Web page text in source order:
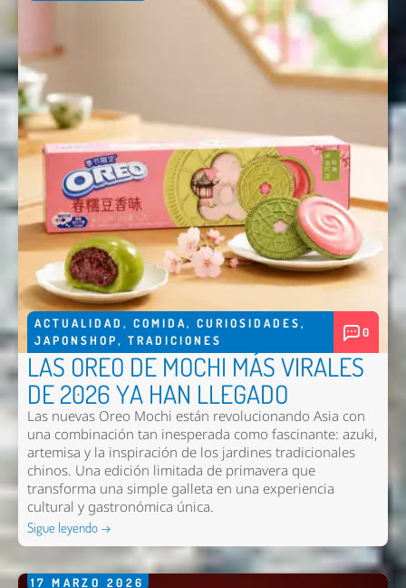
ACTUALIDAD , COMIDA, CURIOSIDADES,
JAPONSHOP, TRADICIONES
0
LAS OREO DE MOCHI MÁS VIRALES
DE 2026 YA HAN LLEGADO
Las nuevas Oreo Mochi están revolucionando Asia con
una combinación tan inesperada como fascinante: azuki,
artemisa y la inspiración de los jardines tradicionales
chinos. Una edición limitada de primavera que
transforma una simple galleta en una experiencia
cultural y gastronómica única.
Sigue leyendo →
17 MARZO 2026
Nombre *
Email *
Comentario *
Enviar